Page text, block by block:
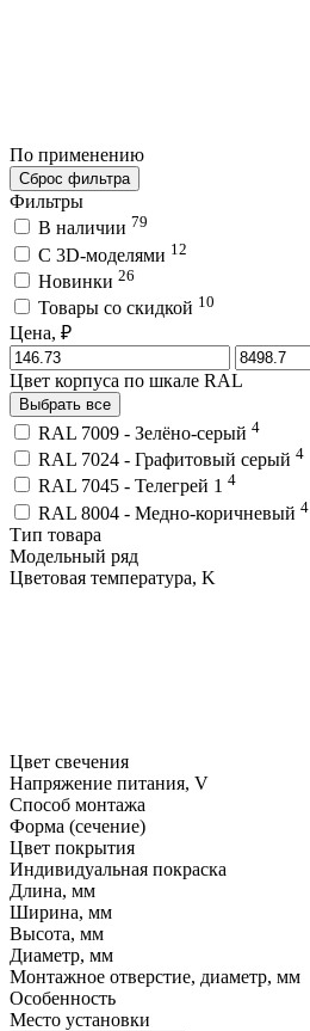
По применению
Сброс фильтра
Фильтры
В наличии 79
C 3D-моделями 12
Новинки 26
Товары со скидкой 10
Цена, ₽
Цвет корпуса по шкале RAL
Выбрать все
RAL 7009 - Зелёно-серый 4
RAL 7024 - Графитовый серый 4
RAL 7045 - Телегрей 1 4
RAL 8004 - Медно-коричневый 4
Тип товара
Модельный ряд
Цветовая температура, K
Цвет свечения
Напряжение питания, V
Способ монтажа
Форма (сечение)
Цвет покрытия
Индивидуальная покраска
Длина, мм
Ширина, мм
Высота, мм
Диаметр, мм
Монтажное отверстие, диаметр, мм
Особенность
Место установки